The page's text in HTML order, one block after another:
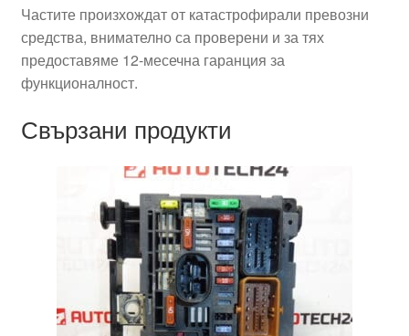
Частите произхождат от катастрофирали превозни
средства, внимателно са проверени и за тях
предоставяме 12-месечна гаранция за
функционалност.
Свързани продукти